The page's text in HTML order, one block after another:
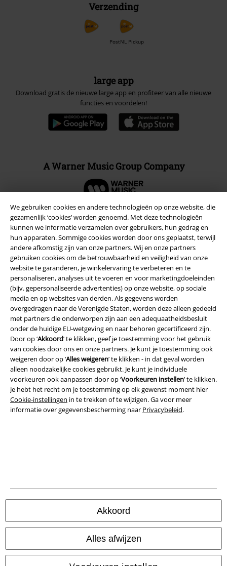
We gebruiken cookies en andere technologieën op onze website, die
gezamenlijk ‘cookies’ worden genoemd. Met deze technologieën
kunnen we informatie verzamelen over gebruikers, hun gedrag en
hun apparaten. Sommige cookies worden door ons geplaatst, terwijl
andere afkomstig zijn van onze partners. Wij en onze partners
gebruiken cookies om de betrouwbaarheid en veiligheid van onze
website te garanderen, je winkelervaring te verbeteren en te
personaliseren, analyses uit te voeren en voor marketingdoeleinden
(bijv. gepersonaliseerde advertenties) op onze website, op sociale
media en op websites van derden. Als gegevens worden
overgedragen naar de Verenigde Staten, worden deze alleen gedeeld
met partners die onderworpen zijn aan een adequaatheidsbesluit
onder de huidige EU-wetgeving en naar behoren gecertificeerd zijn.
Door op ‘Akkoord’ te klikken, geef je toestemming voor het gebruik
van cookies door ons en onze partners. Je kunt je toestemming ook
weigeren door op ‘Alles weigeren’ te klikken - in dat geval worden
alleen noodzakelijke cookies gebruikt. Je kunt je individuele
voorkeuren ook aanpassen door op ‘Voorkeuren instellen’ te klikken.
Je hebt het recht om je toestemming op elk gewenst moment hier
Cookie-instellingen in te trekken of te wijzigen. Ga voor meer
informatie over gegevensbescherming naar Privacybeleid.
Akkoord
Alles afwijzen
Verzending
PostNL Pickup
large app
Download gratis de nieuwe large app en profiteer van alle nieuwe
functies en voordelen!
A Warner Music Group Company
Beveiliging
Legal
Algemene Voorwaarden
wettelijke BTW